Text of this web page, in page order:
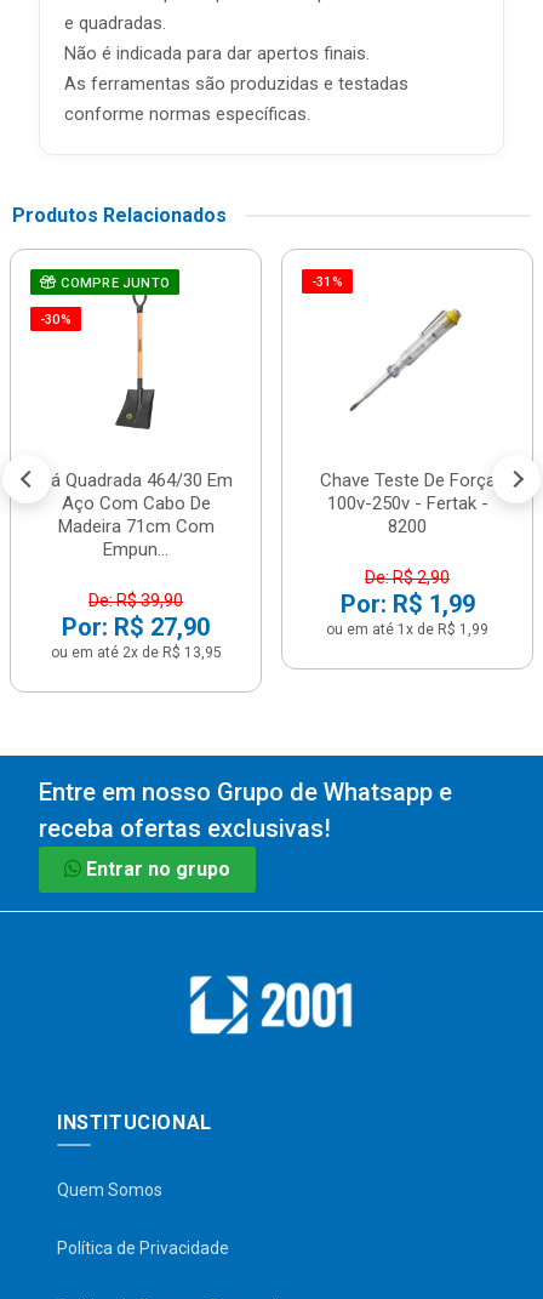
e quadradas.
Não é indicada para dar apertos finais.
As ferramentas são produzidas e testadas
conforme normas específicas.
Produtos Relacionados
COMPRE JUNTO
-30%
Pá Quadrada 464/30 Em
Aço Com Cabo De
Madeira 71cm Com
Empun...
De: R$ 39,90
Por: R$ 27,90
ou em até 2x de R$ 13,95
-31%
Chave Teste De Força
100v-250v - Fertak -
8200
De: R$ 2,90
Por: R$ 1,99
ou em até 1x de R$ 1,99
Entre em nosso Grupo de Whatsapp e
receba ofertas exclusivas!
Entrar no grupo
INSTITUCIONAL
Quem Somos
Política de Privacidade